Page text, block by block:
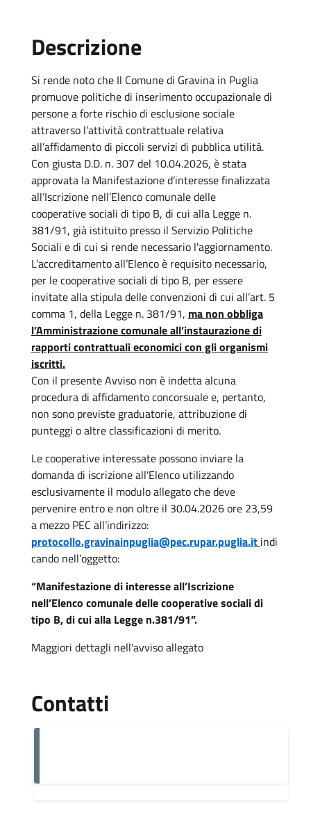
Descrizione
Si rende noto che Il Comune di Gravina in Puglia
promuove politiche di inserimento occupazionale di
persone a forte rischio di esclusione sociale
attraverso l’attività contrattuale relativa
all’affidamento di piccoli servizi di pubblica utilità.
Con giusta D.D. n. 307 del 10.04.2026, è stata
approvata la Manifestazione d’interesse finalizzata
all’Iscrizione nell’Elenco comunale delle
cooperative sociali di tipo B, di cui alla Legge n.
381/91, già istituito presso il Servizio Politiche
Sociali e di cui si rende necessario l'aggiornamento.
L’accreditamento all’Elenco è requisito necessario,
per le cooperative sociali di tipo B, per essere
invitate alla stipula delle convenzioni di cui all’art. 5
comma 1, della Legge n. 381/91, ma non obbliga
l’Amministrazione comunale all’instaurazione di
rapporti contrattuali economici con gli organismi
iscritti.
Con il presente Avviso non è indetta alcuna
procedura di affidamento concorsuale e, pertanto,
non sono previste graduatorie, attribuzione di
punteggi o altre classificazioni di merito.
Le cooperative interessate possono inviare la
domanda di iscrizione all'Elenco utilizzando
esclusivamente il modulo allegato che deve
pervenire entro e non oltre il 30.04.2026 ore 23,59
a mezzo PEC all’indirizzo:
protocollo.gravinainpuglia@pec.rupar.puglia.it indi
cando nell’oggetto:
“Manifestazione di interesse all’Iscrizione
nell’Elenco comunale delle cooperative sociali di
tipo B, di cui alla Legge n.381/91”.
Maggiori dettagli nell'avviso allegato
Contatti